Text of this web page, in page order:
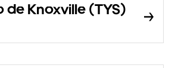
Knoxville (TYS)